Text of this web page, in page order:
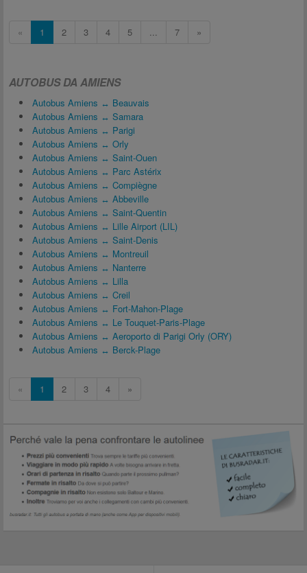
« 1 2 3 4 5 ... 7 »
AUTOBUS DA AMIENS
Autobus Amiens ↔ Beauvais
Autobus Amiens ↔ Samara
Autobus Amiens ↔ Parigi
Autobus Amiens ↔ Orly
Autobus Amiens ↔ Saint-Ouen
Autobus Amiens ↔ Parc Astérix
Autobus Amiens ↔ Compiègne
Autobus Amiens ↔ Abbeville
Autobus Amiens ↔ Saint-Quentin
Autobus Amiens ↔ Lille Airport (LIL)
Autobus Amiens ↔ Saint-Denis
Autobus Amiens ↔ Montreuil
Autobus Amiens ↔ Nanterre
Autobus Amiens ↔ Lilla
Autobus Amiens ↔ Creil
Autobus Amiens ↔ Fort-Mahon-Plage
Autobus Amiens ↔ Le Touquet-Paris-Plage
Autobus Amiens ↔ Aeroporto di Parigi Orly (ORY)
Autobus Amiens ↔ Berck-Plage
« 1 2 3 4 »